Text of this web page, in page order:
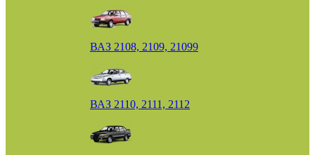
ВАЗ 2108, 2109, 21099
ВАЗ 2110, 2111, 2112